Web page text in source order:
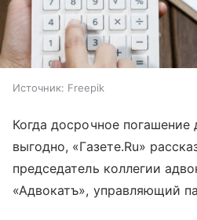
Источник: Freepik
Когда досрочное погашение
выгодно, «Газете.Ru»
председатель коллегии
«Адвокатъ», управляющий